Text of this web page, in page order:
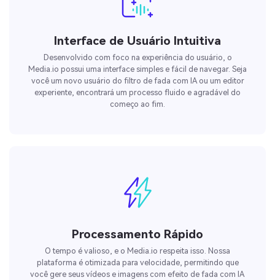
Interface de Usuário Intuitiva
Desenvolvido com foco na experiência do usuário, o
Media.io possui uma interface simples e fácil de navegar. Seja
você um novo usuário do filtro de fada com IA ou um editor
experiente, encontrará um processo fluido e agradável do
começo ao fim.
Processamento Rápido
O tempo é valioso, e o Media.io respeita isso. Nossa
plataforma é otimizada para velocidade, permitindo que
você gere seus vídeos e imagens com efeito de fada com IA